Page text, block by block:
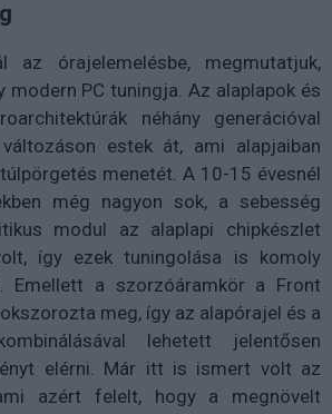
az órajelemelésbe, megmutatjuk,
modern PC tuningja. Az alaplapok és
néhány generációval
estek át, ami alapjaiban
menetét. A 10-15 évesnél
még nagyon sok, a sebesség
modul az alaplapi chipkészlet
így ezek tuningolása is komoly
Emellett a szorzóáramkör a Front
meg, így az alapórajel és a
lehetett jelentősen
elérni. Már itt is ismert volt az
azért felelt, hogy a megnövelt